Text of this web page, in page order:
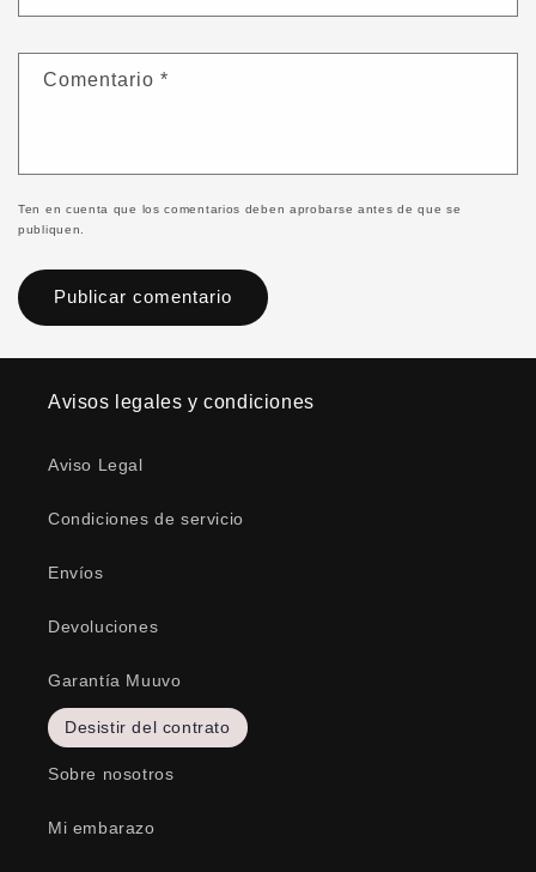
Comentario *
Ten en cuenta que los comentarios deben aprobarse antes de que se
publiquen.
Avisos legales y condiciones
Aviso Legal
Condiciones de servicio
Envíos
Devoluciones
Garantía Muuvo
Desistir del contrato
Sobre nosotros
Mi embarazo